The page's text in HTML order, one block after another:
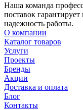
Наша команда
поставок
надежность работы.
О компании
Каталог товаров
Услуги
Проекты
Бренды
Акции
Доставка и оплата
Блог
Контакты